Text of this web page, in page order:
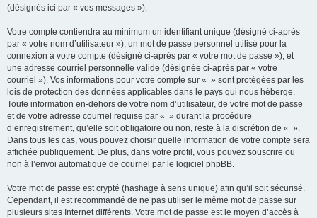
(désignés ici par « vos messages »).
Votre compte contiendra au minimum un identifiant unique (désigné ci-après
par « votre nom d’utilisateur »), un mot de passe personnel utilisé pour la
connexion à votre compte (désigné ci-après par « votre mot de passe »), et
une adresse courriel personnelle valide (désignée ci-après par « votre
courriel »). Vos informations pour votre compte sur « » sont protégées par les
lois de protection des données applicables dans le pays qui nous héberge.
Toute information en-dehors de votre nom d’utilisateur, de votre mot de passe
et de votre adresse courriel requise par « » durant la procédure
d’enregistrement, qu’elle soit obligatoire ou non, reste à la discrétion de « ».
Dans tous les cas, vous pouvez choisir quelle information de votre compte sera
affichée publiquement. De plus, dans votre profil, vous pouvez souscrire ou
non à l’envoi automatique de courriel par le logiciel phpBB.
Votre mot de passe est crypté (hashage à sens unique) afin qu’il soit sécurisé.
Cependant, il est recommandé de ne pas utiliser le même mot de passe sur
plusieurs sites Internet différents. Votre mot de passe est le moyen d’accès à